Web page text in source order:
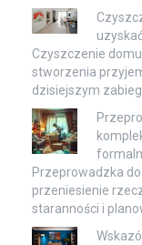
Czyszczenie
stworzenia
dzisiejszym
Przeprowadzka
przeniesienie
staranności i